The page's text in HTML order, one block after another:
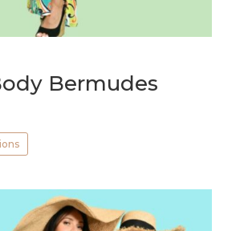
Bermudes
Ce
plusieurs
variations.
Les